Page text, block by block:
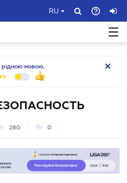
RU
рідною мовою.
280 0